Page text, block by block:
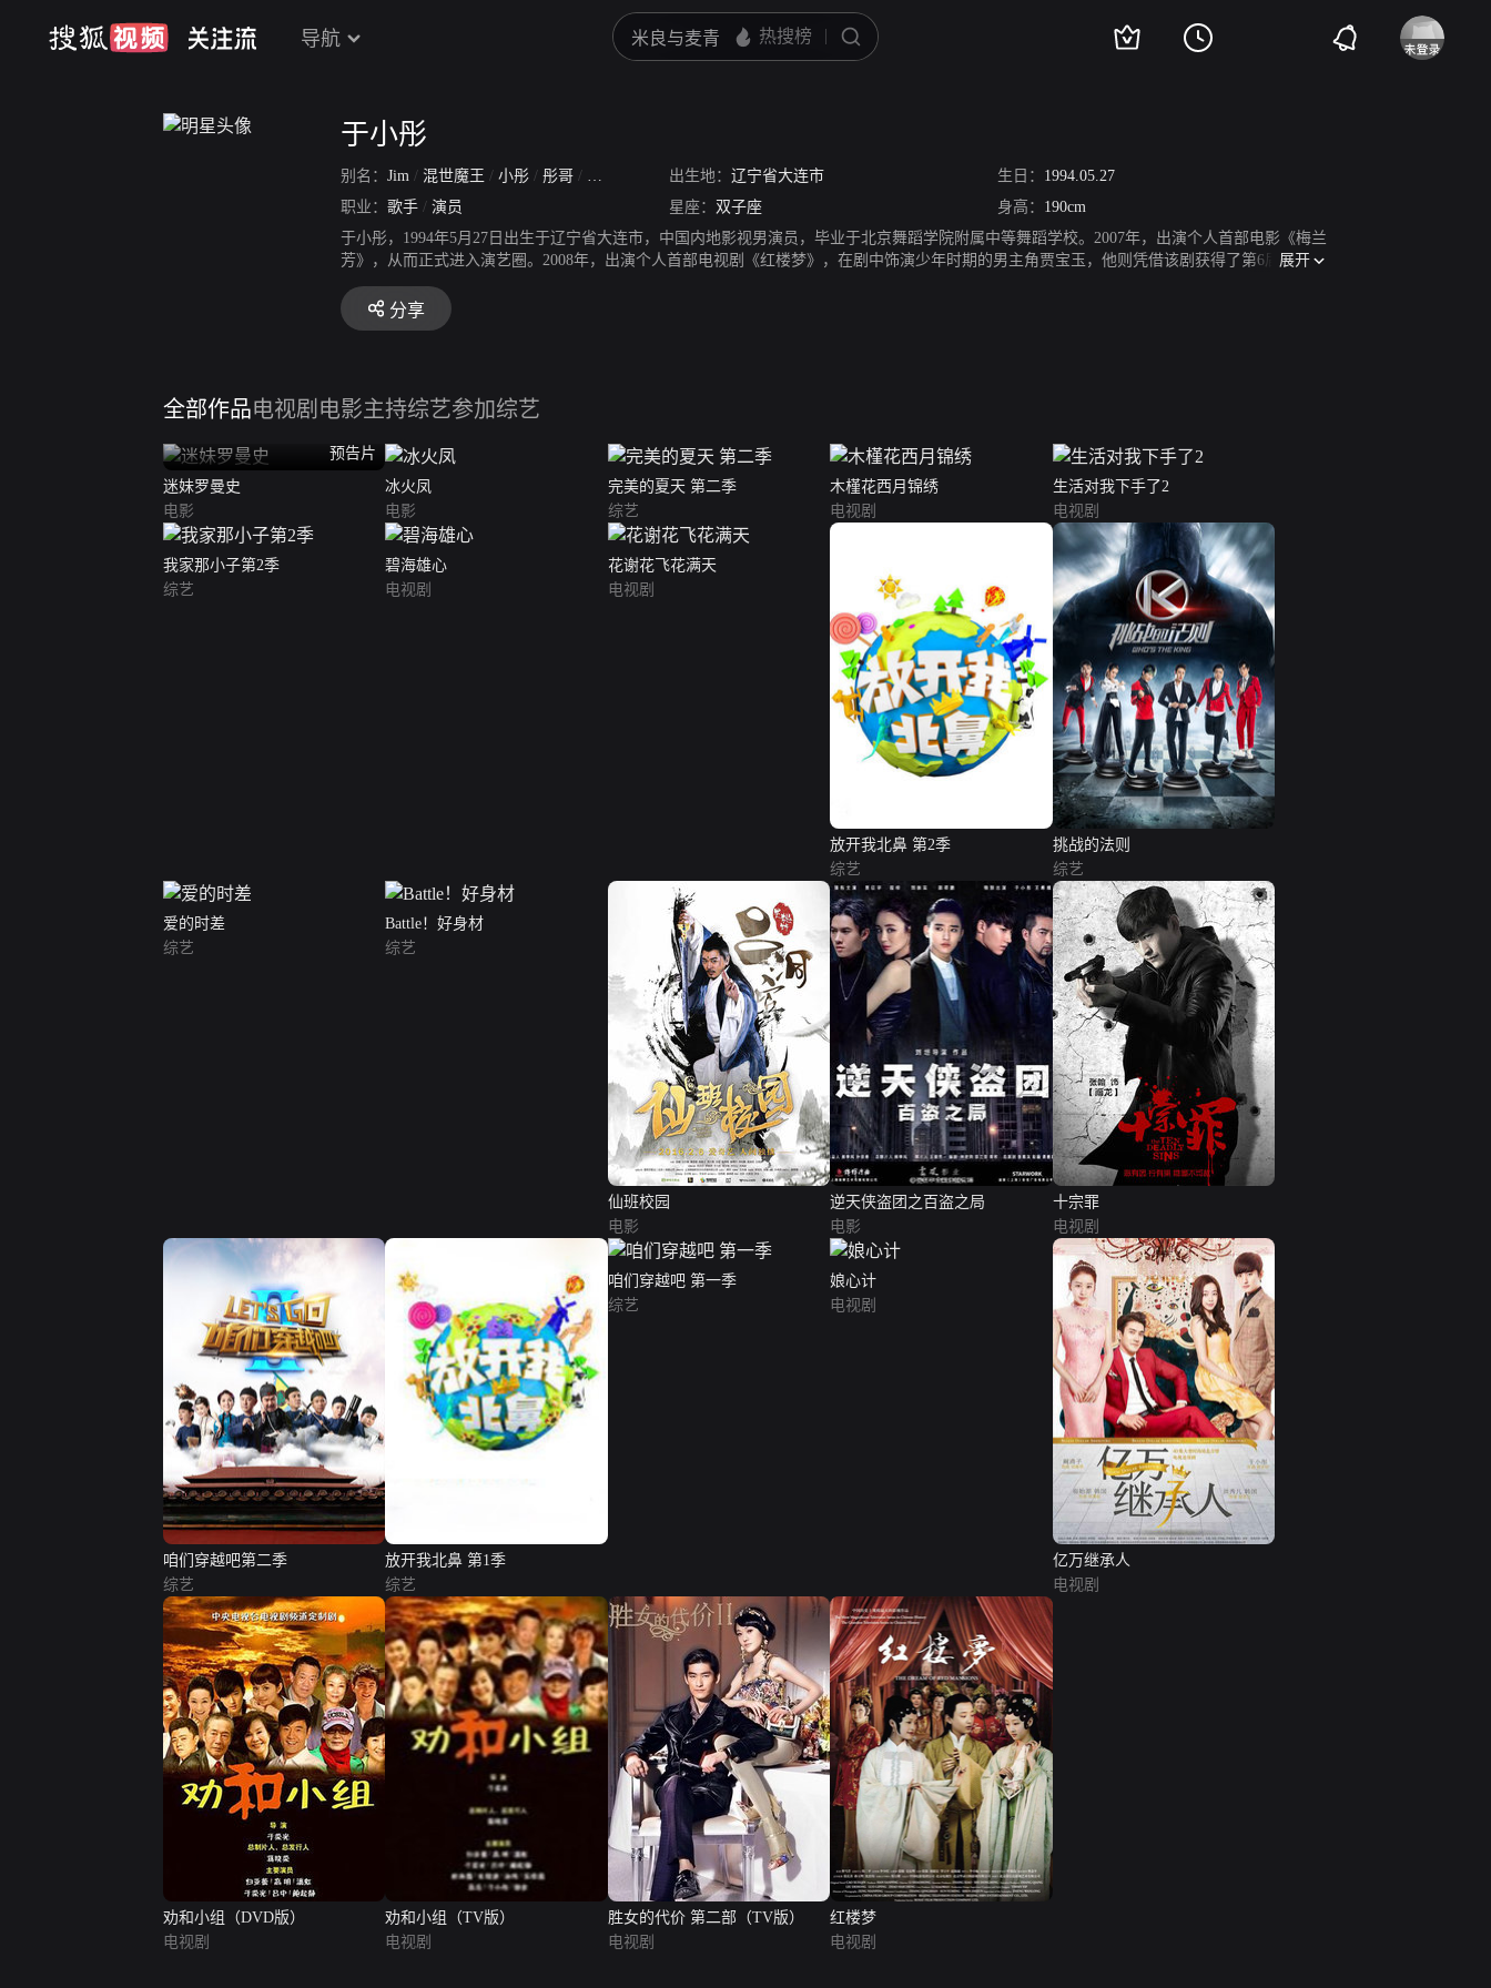
导航
于小彤
别名： Jim / 混世魔王 / 小彤 / 彤哥 / 彤子 宝哥哥出生地： 辽宁省大连市 生日： 1994.05.27
职业： 歌手 / 演员 星座： 双子座 身高： 190cm
于小彤，1994年5月27日出生于辽宁省大连市，中国内地影视男演员，毕业于北京舞蹈学院附属中等舞蹈学校。2007年，出演个人首部电影《梅兰
芳》，从而正式进入演艺圈。2008年，出演个人首部电视剧《红楼梦》，在剧中饰演少年时期的男主角贾宝玉，他则凭借该剧获得了第6届首尔国
际电视剧大赏最具人气奖、第5届腾讯星光大典电视剧最具潜力新人奖等多个奖项。2011年，参加安徽卫视明星跨界真人秀节目《天声王牌第二
季》的比赛，最终获得总决赛7强、最具潜力奖；同年，主演年代传奇剧《娘心计》。2012年，录制了首支个人单曲《十七岁》。2014年，首次以
模特的身份出席中国国际时装周，并完成了自己的T台首秀。2016年，主演悬疑推理网络剧《十宗罪》。2017年，主演古装悬疑情感剧《花谢花
星全运会第二季》，获得男子射箭冠军。2020年5月主演电视剧《长相守》在全网播出，在剧中饰演男一号原非白/司马遽。2021年6月，参加明星
旅行生活综艺《完美的夏天》第二季。2021年12月31日，于小彤主演的电影《冰火凤》已定档腾讯视频独家播出。
展开
分享
全部作品电视剧 电影主持综艺参加综艺
预告片
迷妹罗曼史
电影
冰火凤
电影
完美的夏天 第二季
综艺
木槿花西月锦绣
电视剧
生活对我下手了2
电视剧
我家那小子第2季
综艺
碧海雄心
电视剧
花谢花飞花满天
电视剧
放开我北鼻 第2季
综艺
挑战的法则
综艺
爱的时差
综艺
Battle！好身材
综艺
仙班校园
电影
逆天侠盗团之百盗之局
电影
十宗罪
电视剧
咱们穿越吧第二季
综艺
放开我北鼻 第1季
综艺
咱们穿越吧 第一季
综艺
娘心计
电视剧
亿万继承人
电视剧
劝和小组（DVD版）
电视剧
劝和小组（TV版）
电视剧
胜女的代价 第二部（TV版）
电视剧
红楼梦
电视剧